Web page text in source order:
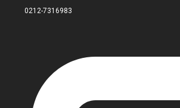
0212-7316983